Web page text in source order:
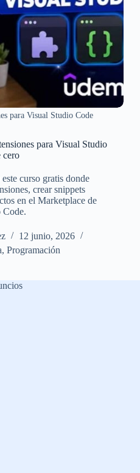
para Visual Studio Code
para Visual Studio
cero
curso gratis donde
crear snippets
en el Marketplace de
Code.
12 junio, 2026
, Programación